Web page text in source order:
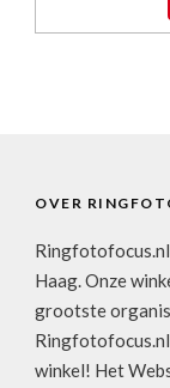
OVER
Ringfotofocus.nl
Haag. Onze
grootste
Ringfotofocus.nl
winkel! Het